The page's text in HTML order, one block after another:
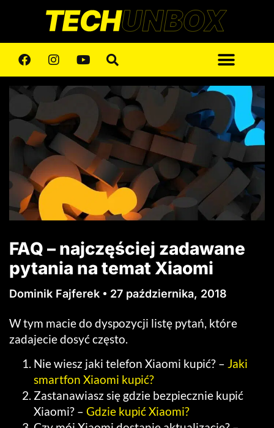
FAQ – najczęściej zadawane
pytania na temat Xiaomi
Dominik Fajferek 27 października, 2018
W tym macie do dyspozycji listę pytań, które
zadajecie dosyć często.
Nie wiesz jaki telefon Xiaomi kupić? – Jaki
smartfon Xiaomi kupić?
Zastanawiasz się gdzie bezpiecznie kupić
Xiaomi? – Gdzie kupić Xiaomi?